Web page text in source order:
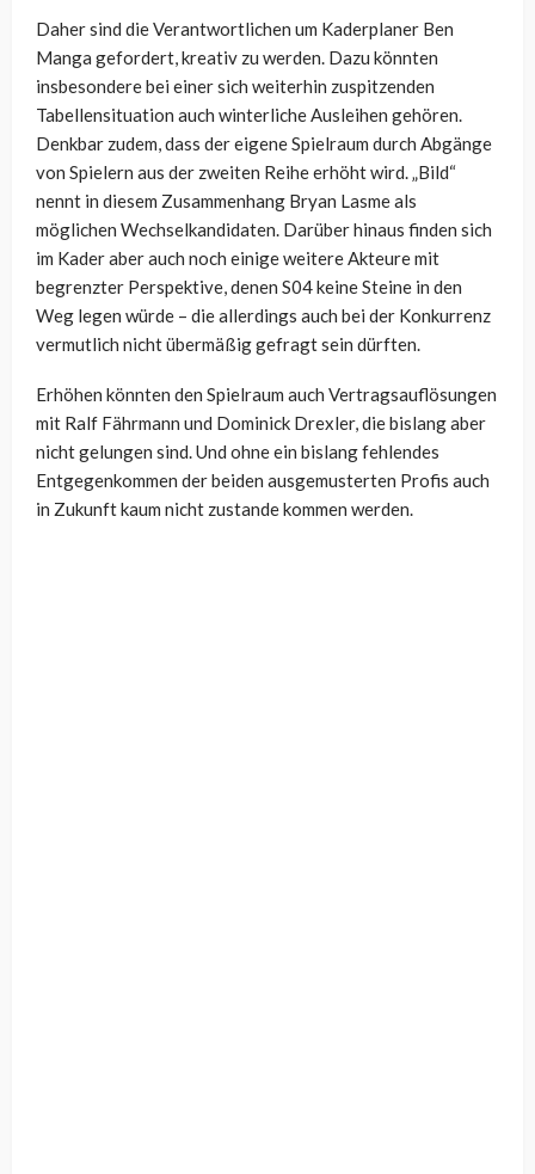
Daher sind die Verantwortlichen um Kaderplaner Ben
Manga gefordert, kreativ zu werden. Dazu könnten
insbesondere bei einer sich weiterhin zuspitzenden
Tabellensituation auch winterliche Ausleihen gehören.
Denkbar zudem, dass der eigene Spielraum durch Abgänge
von Spielern aus der zweiten Reihe erhöht wird. „Bild“
nennt in diesem Zusammenhang Bryan Lasme als
möglichen Wechselkandidaten. Darüber hinaus finden sich
im Kader aber auch noch einige weitere Akteure mit
begrenzter Perspektive, denen S04 keine Steine in den
Weg legen würde – die allerdings auch bei der Konkurrenz
vermutlich nicht übermäßig gefragt sein dürften.
Erhöhen könnten den Spielraum auch Vertragsauflösungen
mit Ralf Fährmann und Dominick Drexler, die bislang aber
nicht gelungen sind. Und ohne ein bislang fehlendes
Entgegenkommen der beiden ausgemusterten Profis auch
in Zukunft kaum nicht zustande kommen werden.